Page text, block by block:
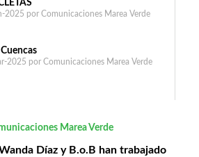
2025 por Comunicaciones Marea Verde
2025 por Comunicaciones Marea Verde
Marea Verde
Díaz y B.o.B han trabajado